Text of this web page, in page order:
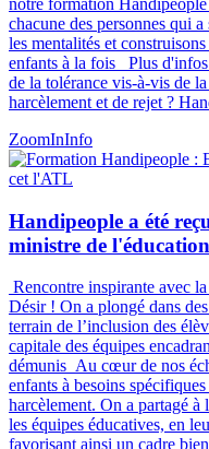
notre formation
chacune des personnes qui
les mentalités et
enfants à la fois Plus
de la tolérance vis-à-vis de
harcèlement et de rejet ?
ZoomInInfo
Handipeople a été
ministre de l'éducation
Rencontre inspirante avec
Désir ! On a plongé dans
terrain de l’inclusion des
capitale des équipes
démunis Au cœur de nos
enfants à besoins
harcèlement. On a partagé
les équipes éducatives, en
favorisant ainsi un cadre